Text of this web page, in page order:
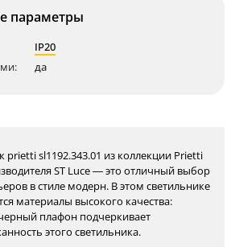
параметры
IP20
да
prietti sl1192.343.01 из коллекции Prietti
ST Luce — это отличный выбор
в стиле модерн. В этом светильнике
материалы высокого качества:
плафон подчеркивает
этого светильника.